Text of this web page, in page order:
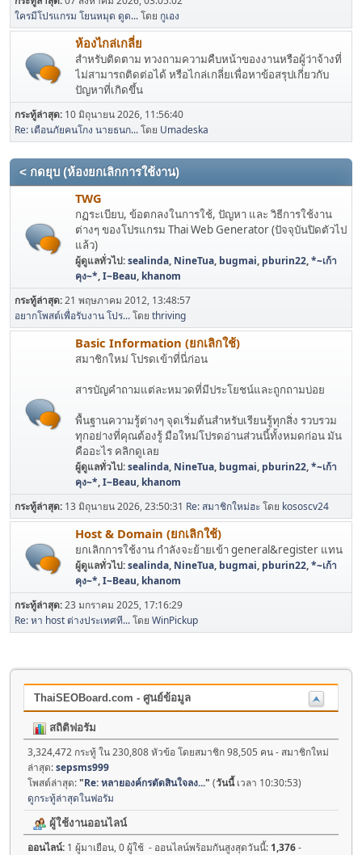
ใครมีโปรแกรม โยนหมุด ดูด...โดย กูเอง
ห้องไกล่เกลี่ย
สำหรับติดตาม ทวงถามความคืบหน้าของงานหรือผู้ว่าจ้างที่
ไม่สามารถติดต่อได้ หรือไกล่เกลี่ยเพื่อหาข้อสรุปเกี่ยวกับ
ปัญหาที่เกิดขึ้น
กระทู้ล่าสุด: 10 มิถุนายน 2026, 11:56:40
Re: เตือนภัยคนโกง นายธนก...โดย Umadeska
< กดยุบ (ห้องยกเลิกการใช้งาน)
TWG
กฏระเบียบ, ข้อตกลงในการใช้, ปัญหา และ วิธีการใช้งาน
ต่างๆ ของโปรแกรม Thai Web Generator (ปัจจุบันปิดตัวไป
แล้ว)
ผู้ดูแลทั่วไป:sealinda, NineTua, bugmai, pburin22,*~เก้า
คุง~*,I~Beau, khanom
กระทู้ล่าสุด:21 พฤษภาคม 2012, 13:48:57
อยากโพสต์เพื่อรับงาน โปร...โดย thriving
Basic Information (ยกเลิกใช้)
สมาชิกใหม่ โปรดเข้าที่นี่ก่อน
สารบัญคำถามแต่ละหมวดที่มีประโยชน์และถูกถามบ่อย
พื้นฐานความรู้ต่างๆ จุดเริ่มต้นสำหรับเรียนรู้ทุกสิ่ง รวบรวม
ทุกอย่างที่คุณต้องรู้ มือใหม่โปรดอ่านส่วนนี้ทั้งหมดก่อน มัน
คืออะไร คลิกดูเลย
ผู้ดูแลทั่วไป:sealinda, NineTua, bugmai, pburin22,*~เก้า
คุง~*,I~Beau, khanom
กระทู้ล่าสุด: 13 มิถุนายน 2026, 23:50:31 Re: สมาชิกใหม่ฮะโดย kososcv24
Host & Domain (ยกเลิกใช้)
ยกเลิกการใช้งาน กำลังจะย้ายเข้า general&register แทน
ผู้ดูแลทั่วไป:sealinda, NineTua, bugmai, pburin22,*~เก้า
คุง~*,I~Beau, khanom
กระทู้ล่าสุด:23 มกราคม 2025, 17:16:29
Re: หา host ต่างประเทศที...โดย WinPickup
ThaiSEOBoard.com - ศูนย์ข้อมูล
สถิติฟอรัม
3,324,472 กระทู้ ใน 230,808 หัวข้อ โดยสมาชิก 98,505 คน - สมาชิกใหม่
ล่าสุด:sepsms999
โพสต์ล่าสุด:"Re: หลายองค์กรตัดสินใจลง..." (วันนี้เวลา 10:30:53)
ดูกระทู้ล่าสุดในฟอรัม
ผู้ใช้งานออนไลน์
ออนไลน์: 1 ผู้มาเยือน, 0 ผู้ใช้ - ออนไลน์พร้อมกันสูงสุดวันนี้: 1,376-